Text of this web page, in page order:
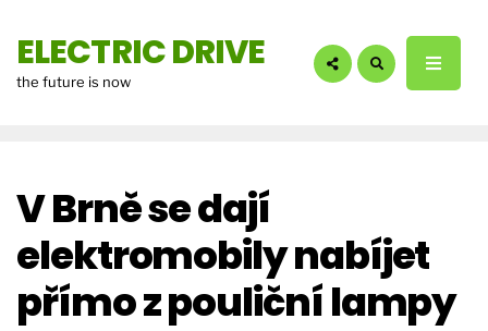
ELECTRIC DRIVE
the future is now
V Brně se dají
elektromobily nabíjet
přímo z pouliční lampy